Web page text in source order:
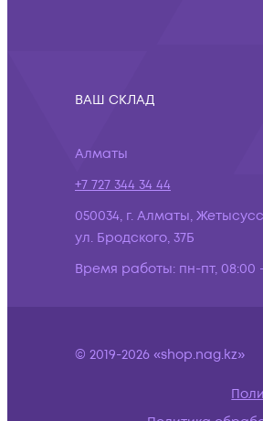
ВАШ СКЛАД
Алматы
+7 727 344 34 44
050034, г. Алматы,
ул. Бродского, 37Б
Время работы: пн-пт, 08:00
© 2019-2026 «shop.nag.kz»